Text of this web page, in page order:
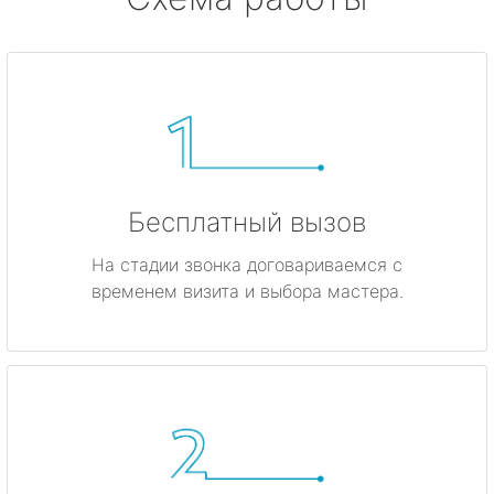
Бесплатный вызов
На стадии звонка договариваемся с
временем визита и выбора мастера.